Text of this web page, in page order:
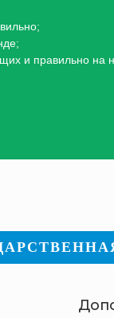
и правильно на